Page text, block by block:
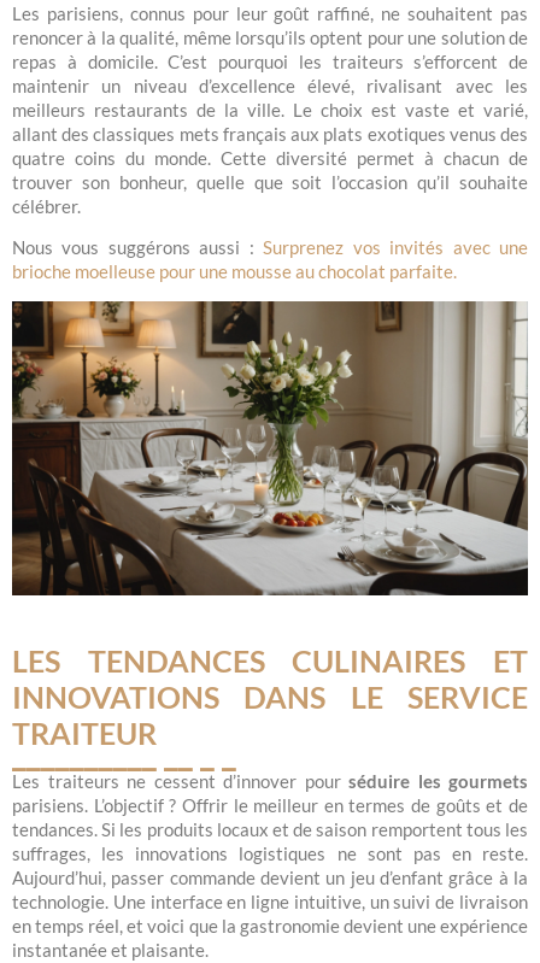
Les parisiens, connus pour leur goût raffiné, ne souhaitent pas
renoncer à la qualité, même lorsqu’ils optent pour une solution de
repas à domicile. C’est pourquoi les traiteurs s’efforcent de
maintenir un niveau d’excellence élevé, rivalisant avec les
meilleurs restaurants de la ville. Le choix est vaste et varié,
allant des classiques mets français aux plats exotiques venus des
quatre coins du monde. Cette diversité permet à chacun de
trouver son bonheur, quelle que soit l’occasion qu’il souhaite
célébrer.
Nous vous suggérons aussi :Surprenez vos invités avec une
brioche moelleuse pour une mousse au chocolat parfaite.
LES TENDANCES CULINAIRES ET
INNOVATIONS DANS LE SERVICE
TRAITEUR
Les traiteurs ne cessent d’innover pour séduire les gourmets
parisiens. L’objectif ? Offrir le meilleur en termes de goûts et de
tendances. Si les produits locaux et de saison remportent tous les
suffrages, les innovations logistiques ne sont pas en reste.
Aujourd’hui, passer commande devient un jeu d’enfant grâce à la
technologie. Une interface en ligne intuitive, un suivi de livraison
en temps réel, et voici que la gastronomie devient une expérience
instantanée et plaisante.